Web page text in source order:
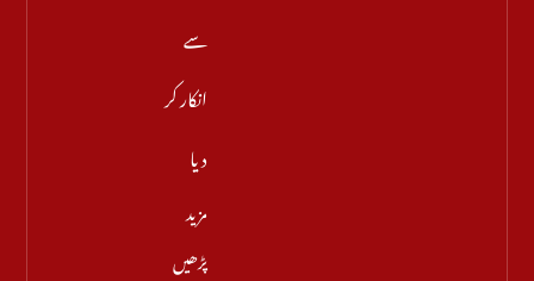
سے
انکار کر
دیا
مزید
پڑھیں